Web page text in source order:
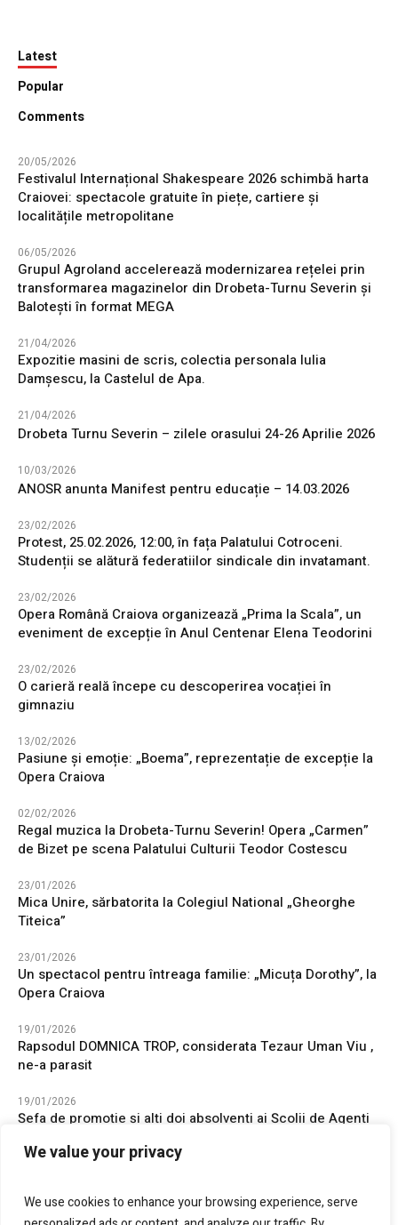
We value your privacy
We use cookies to enhance your browsing experience, serve
Latest
Popular
Comments
20/05/2026
Festivalul Internațional Shakespeare 2026 schimbă harta
Craiovei: spectacole gratuite în piețe, cartiere și
localitățile metropolitane
06/05/2026
Grupul Agroland accelerează modernizarea rețelei prin
transformarea magazinelor din Drobeta-Turnu Severin și
Balotești în format MEGA
21/04/2026
Expozitie masini de scris, colectia personala Iulia
Damșescu, la Castelul de Apa.
21/04/2026
Drobeta Turnu Severin – zilele orasului 24-26 Aprilie 2026
10/03/2026
ANOSR anunta Manifest pentru educație – 14.03.2026
23/02/2026
Protest, 25.02.2026, 12:00, în fața Palatului Cotroceni.
Studenții se alătură federatiilor sindicale din invatamant.
23/02/2026
Opera Română Craiova organizează „Prima la Scala”, un
eveniment de excepție în Anul Centenar Elena Teodorini
23/02/2026
O carieră reală începe cu descoperirea vocației în
gimnaziu
13/02/2026
Pasiune și emoție: „Boema”, reprezentație de excepție la
Opera Craiova
02/02/2026
Regal muzica la Drobeta-Turnu Severin! Opera „Carmen”
de Bizet pe scena Palatului Culturii Teodor Costescu
23/01/2026
Mica Unire, sărbatorita la Colegiul National „Gheorghe
Titeica”
23/01/2026
Un spectacol pentru întreaga familie: „Micuța Dorothy”, la
Opera Craiova
19/01/2026
Rapsodul DOMNICA TROP, considerata Tezaur Uman Viu ,
ne-a parasit
19/01/2026
Șefa de promoție și alți doi absolvenți ai Școlii de Agenți
cariera în județul Mehedinți
24 Ianuarie, Unirea Principatelor Române, sărbatorită la